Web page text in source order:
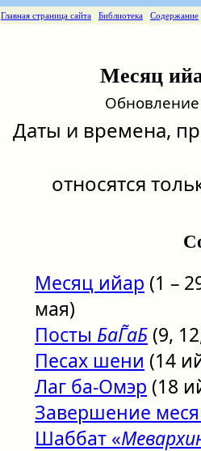
Главная страница сайта Библиотека Содержание
Месяц
Обновление
Даты и времена,
относятся
Месяц ийар (1 –
мая)
Посты БаГ̃аБ (9,
Песах шени (14
Лаг ба-Омэр (18
Завершение
Шаббат «